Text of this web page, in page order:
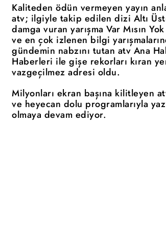
Kaliteden ödün vermeyen yayın
atv; ilgiyle takip edilen dizi Altı
damga vuran yarışma Var Mısın
ve en çok izlenen bilgi
gündemin nabzını tutan atv Ana
Haberleri ile gişe rekorları kıran
vazgeçilmez adresi oldu.
Milyonları ekran başına kilitleyen
ve heyecan dolu programlarıyla
olmaya devam ediyor.